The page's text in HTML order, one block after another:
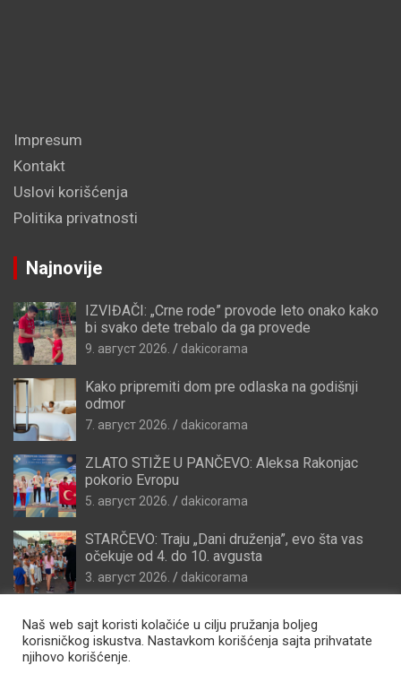
Impresum
Kontakt
Uslovi korišćenja
Politika privatnosti
Najnovije
IZVIĐAČI: „Crne rode” provode leto onako kako
bi svako dete trebalo da ga provede
9. август 2026. dakicorama
Kako pripremiti dom pre odlaska na godišnji
odmor
7. август 2026. dakicorama
ZLATO STIŽE U PANČEVO: Aleksa Rakonjac
pokorio Evropu
5. август 2026. dakicorama
STARČEVO: Traju „Dani druženja”, evo šta vas
očekuje od 4. do 10. avgusta
3. август 2026. dakicorama
Naš web sajt koristi kolačiće u cilju pružanja boljeg
korisničkog iskustva. Nastavkom korišćenja sajta prihvatate
njihovo korišćenje.